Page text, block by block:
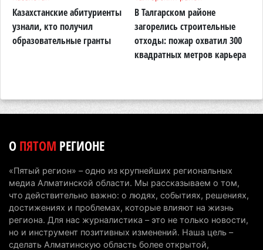
Проезд по БАКАД резко подорожал: в
Алматинской области начали действовать новые
тарифы
212
первоклассников начнут учить искусственному
6 августа 2026 г. 10:47
Казахстанцы назвали доход, при котором не
считают себя бедными
6 августа 2026 г. 09:52 164
Казахстанские абитуриенты
узнали, кто получил
образовательные гранты
В Талгарском районе
загорелись строительные
отходы: пожар охватил 300
квадратных метров карьера
ОПЯТОМ РЕГИОНЕ
«Пятый регион» – одно из крупнейших региональных
медиа Алматинской области. Мы рассказываем о том,
что действительно важно: о людях, событиях, решениях,
достижениях и проблемах, которые влияют на жизнь
региона. Для нас журналистика – это не только новости,
но и инструмент позитивных изменений. Наша цель –
сделать Алматинскую область более открытой,